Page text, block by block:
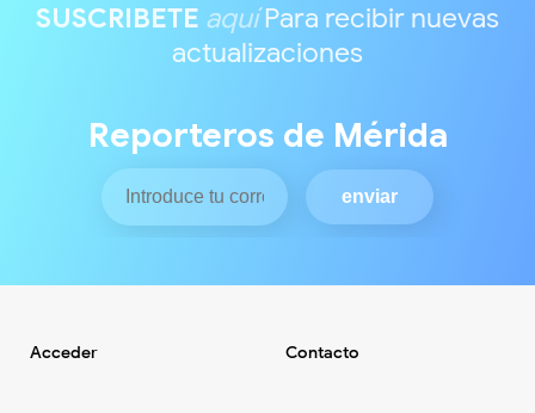
SUSCRIBETE aquíPara recibir nuevas
actualizaciones
Reporteros de Mérida
Acceder Contacto